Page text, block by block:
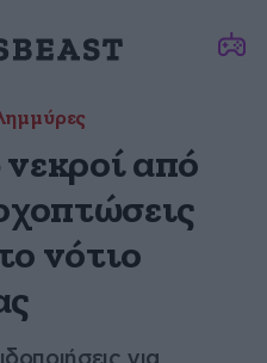
από
νότιο
για